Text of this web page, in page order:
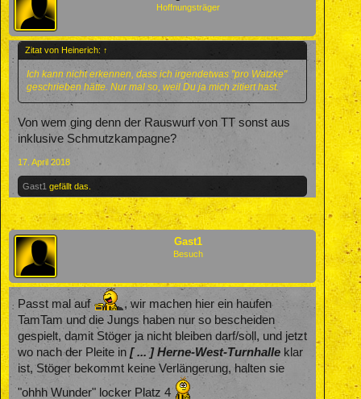
Hoffnungsträger
Zitat von Heinerich: ↑
Ich kann nicht erkennen, dass ich irgendetwas "pro Watzke"
geschrieben hätte. Nur mal so, weil Du ja mich zitiert hast.
Von wem ging denn der Rauswurf von TT sonst aus
inklusive Schmutzkampagne?
17. April 2018
Gast1 gefällt das.
Gast1
Besuch
Passt mal auf
, wir machen hier ein haufen
TamTam und die Jungs haben nur so bescheiden
gespielt, damit Stöger ja nicht bleiben darf/soll, und jetzt
wo nach der Pleite in [ ... ] Herne-West-Turnhalle klar
ist, Stöger bekommt keine Verlängerung, halten sie
"ohhh Wunder" locker Platz 4